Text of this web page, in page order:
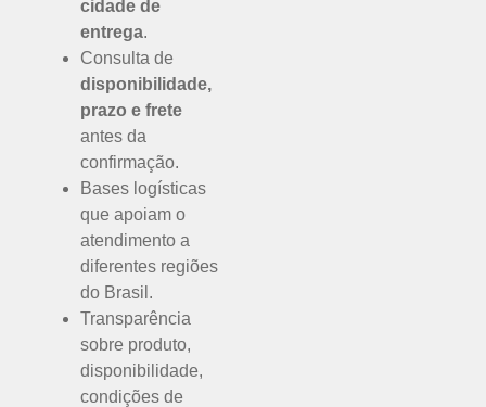
cidade de
entrega.
Consulta de
disponibilidade,
prazo e frete
antes da
confirmação.
Bases logísticas
que apoiam o
atendimento a
diferentes regiões
do Brasil.
Transparência
sobre produto,
disponibilidade,
condições de